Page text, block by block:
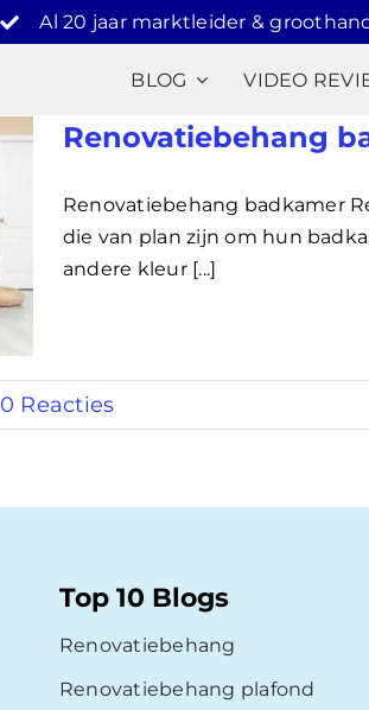
Al 20 jaar marktleider &
BLOG VIDEO
Renovatiebehang
Renovatiebehang badkamer
die van plan zijn om hun
andere kleur [...]
0 Reacties
Top 10 Blogs
Renovatiebehang
Renovatiebehang plafond